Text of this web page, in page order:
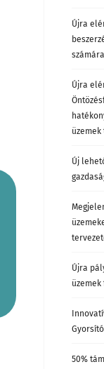
Újra
számára
Újra
Új
Újra
50%